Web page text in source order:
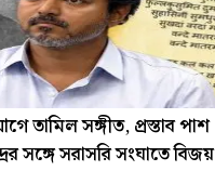
তামিল সঙ্গীত, প্রস্তাব পাশ
সঙ্গে সরাসরি সংঘাতে বিজয়